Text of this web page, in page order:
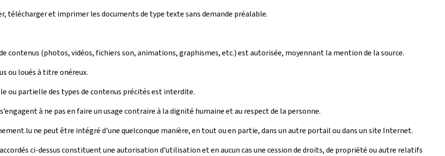
télécharger et imprimer les documents de type texte sans demande préalable.
contenus (photos, vidéos, fichiers son, animations, graphismes, etc.) est autorisée, moyennant la mention de la source.
ou loués à titre onéreux.
partielle des types de contenus précités est interdite.
à ne pas en faire un usage contraire à la dignité humaine et au respect de la personne.
ne peut être intégré d'une quelconque manière, en tout ou en partie, dans un autre portail ou dans un site Internet.
ci-dessus constituent une autorisation d'utilisation et en aucun cas une cession de droits, de propriété ou autre relatifs